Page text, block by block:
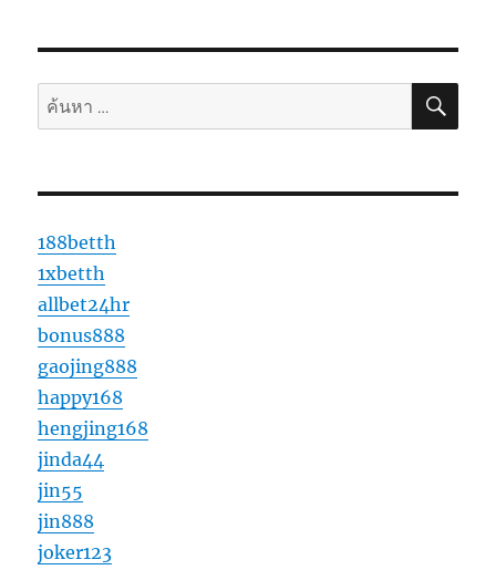
ค้นหา: ค้น
188betth
1xbetth
allbet24hr
bonus888
gaojing888
happy168
hengjing168
jinda44
jin55
jin888
joker123